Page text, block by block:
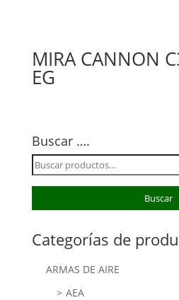
MIRA CANNON
EG
Buscar ….
Buscar
por:
Buscar
Categorías de
ARMAS DE AIRE
AEA